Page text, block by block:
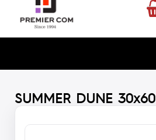
SUMMER DUNE 30x60